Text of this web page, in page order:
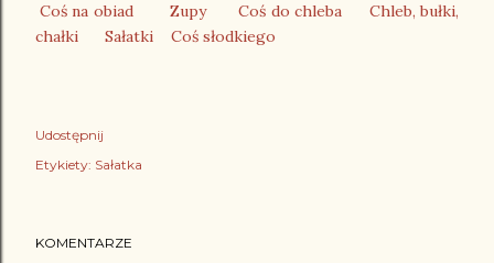
Coś na obiad Zupy Coś do chleba Chleb, bułki,
chałki
Sałatki Coś słodkiego
Udostępnij
Etykiety: Sałatka
KOMENTARZE